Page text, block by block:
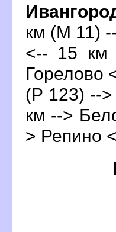
км (М 11)
<-- 15 км
Горелово
(Р 123) --
км -->
> Репино